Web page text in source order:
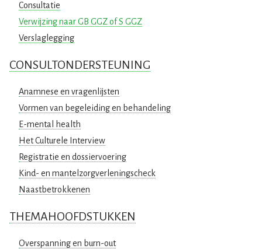
Consultatie
Verwijzing naar GB GGZ of S GGZ
Verslaglegging
CONSULTONDERSTEUNING
Anamnese en vragenlijsten
Vormen van begeleiding en behandeling
E-mental health
Het Culturele Interview
Registratie en dossiervoering
Kind- en mantelzorgverleningscheck
Naastbetrokkenen
THEMAHOOFDSTUKKEN
Overspanning en burn-out